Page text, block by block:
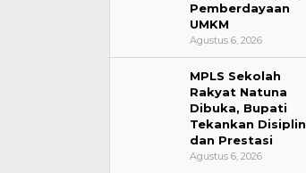
Pemberdayaan
UMKM
Agustus 6, 2026
MPLS Sekolah
Rakyat Natuna
Dibuka, Bupati
Tekankan Disiplin
dan Prestasi
Agustus 6, 2026